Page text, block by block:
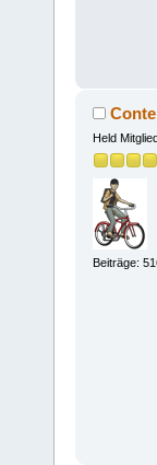
Conte
Held
Beiträge: